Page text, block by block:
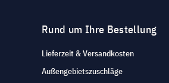
Rund um Ihre Bestellung
Lieferzeit & Versandkosten
Außengebietszuschläge